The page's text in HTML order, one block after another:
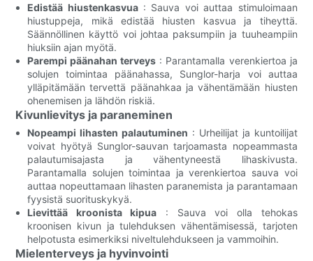
Edistää hiustenkasvua: Sauva voi auttaa stimuloimaan
hiustuppeja, mikä edistää hiusten kasvua ja tiheyttä.
Säännöllinen käyttö voi johtaa paksumpiin ja tuuheampiin
hiuksiin ajan myötä.
Parempi päänahan terveys : Parantamalla verenkiertoa ja
solujen toimintaa päänahassa, Sunglor-harja voi auttaa
ylläpitämään tervettä päänahkaa ja vähentämään hiusten
ohenemisen ja lähdön riskiä.
Kivunlievitys ja paraneminen
Nopeampi lihasten palautuminen : Urheilijat ja kuntoilijat
voivat hyötyä Sunglor-sauvan tarjoamasta nopeammasta
palautumisajasta ja vähentyneestä lihaskivusta.
Parantamalla solujen toimintaa ja verenkiertoa sauva voi
auttaa nopeuttamaan lihasten paranemista ja parantamaan
fyysistä suorituskykyä.
Lievittää kroonista kipua : Sauva voi olla tehokas
kroonisen kivun ja tulehduksen vähentämisessä, tarjoten
helpotusta esimerkiksi niveltulehdukseen ja vammoihin.
Mielenterveys ja hyvinvointi